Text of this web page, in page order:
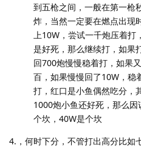
到五枪之间，一般在第一枪
炸，当然一定要在燃点出现
上10W，尝试一千炮压着打
是好死，那么继续打，如果
回700炮慢慢稳着打，如果
百，如果慢慢回了10W，稳
打，红口是小鱼偶然吃分，
1000炮小鱼还好死，那么
个坎，40W是个坎
4.，何时下分，不管打出高分比如